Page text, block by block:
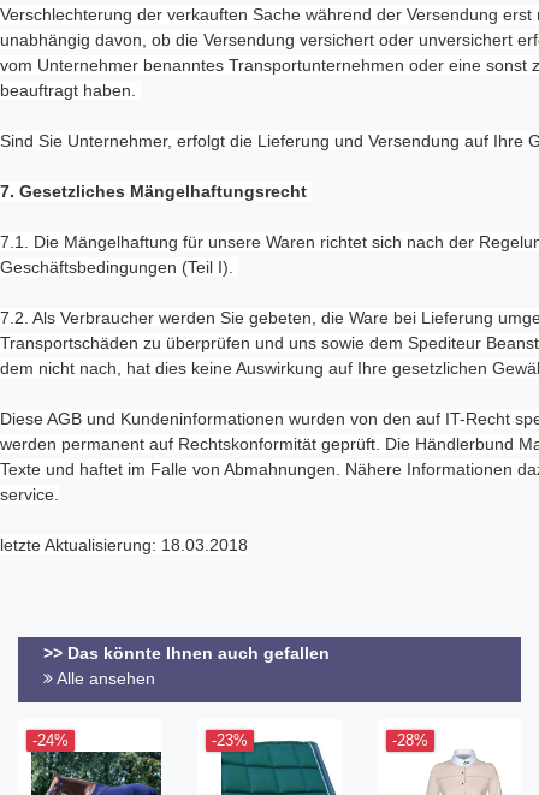
Verschlechterung der verkauften Sache während der Versendung
unabhängig davon, ob die Versendung versichert oder unversichert
vom Unternehmer benanntes Transportunternehmen oder eine sonst
beauftragt haben.
Sind Sie Unternehmer, erfolgt die Lieferung und Versendung auf Ihre
7. Gesetzliches Mängelhaftungsrecht
7.1. Die Mängelhaftung für unsere Waren richtet sich nach der
Geschäftsbedingungen (Teil I).
7.2. Als Verbraucher werden Sie gebeten, die Ware bei Lieferung
Transportschäden zu überprüfen und uns sowie dem Spediteur
dem nicht nach, hat dies keine Auswirkung auf Ihre gesetzlichen
Diese AGB und Kundeninformationen wurden von den auf IT-Recht
werden permanent auf Rechtskonformität geprüft. Die Händlerbund
Texte und haftet im Falle von Abmahnungen. Nähere Informationen
service.
letzte Aktualisierung: 18.03.2018
>> Das könnte Ihnen auch gefallen
Alle ansehen
-24% -23% -28%